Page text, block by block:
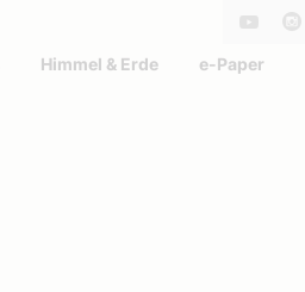
Himmel & Erde e-Paper